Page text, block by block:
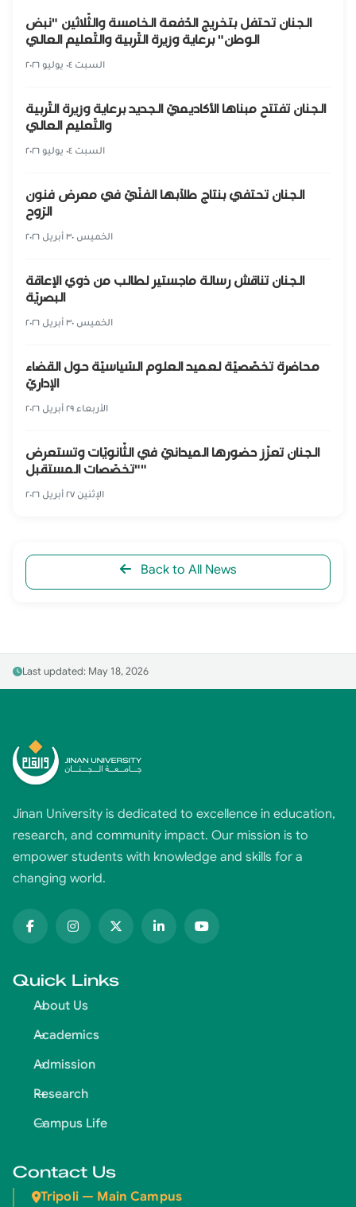
الجنان تحتفل بتخريج الدّفعة الخامسة والثّلاثين "نبض
الوطن" برعاية وزيرة التّربية والتّعليم العالي
السبت ٠٤ يوليو ٢٠٢٦
الجنان تفتتح مبناها الأكاديميّ الجديد برعاية وزيرة التّربية
والتّعليم العالي
السبت ٠٤ يوليو ٢٠٢٦
الجنان تحتفي بنتاج طلّابها الفنّيّ في معرض فنون
الرّوح
الخميس ٣٠ أبريل ٢٠٢٦
الجنان تناقش رسالة ماجستير لطالب من ذوي الإعاقة
البصريّة
الخميس ٣٠ أبريل ٢٠٢٦
محاضرة تخصّصيّة لعميد العلوم السّياسيّة حول القضاء
الإداريّ
الأربعاء ٢٩ أبريل ٢٠٢٦
الجنان تعزّز حضورها الميدانيّ في الثّانويّات وتستعرض
"تخصّصات المستقبل"
الإثنين ٢٧ أبريل ٢٠٢٦
Back to All News
Last updated: May 18, 2026
Jinan University is dedicated to excellence in education,
research, and community impact. Our mission is to
empower students with knowledge and skills for a
changing world.
Quick Links
About Us
Academics
Admission
Research
Campus Life
Contact Us
Tripoli — Main Campus